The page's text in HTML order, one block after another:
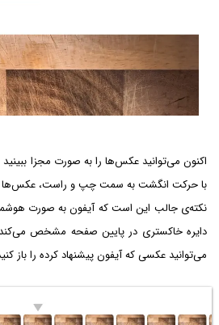
اکنون می‌توانید عکس‌ها را به صورت مجزا
با حرکت انگشت به سمت چپ و راست، عکس‌ها
نکته‌ی جالب این است که آیفون به صورت
دایره خاکستری در پایین صفحه مشخص
می‌توانید عکسی که آیفون پیشنهاد کرده را باز